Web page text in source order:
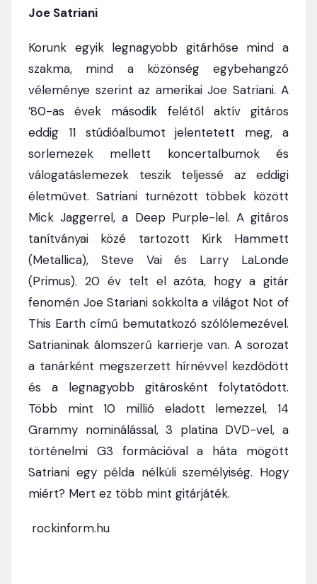
Joe Satriani
Korunk egyik legnagyobb gitárhőse mind a
szakma, mind a közönség egybehangzó
véleménye szerint az amerikai Joe Satriani. A
’80-as évek második felétől aktív gitáros
eddig 11 stúdióalbumot jelentetett meg, a
sorlemezek mellett koncertalbumok és
válogatáslemezek teszik teljessé az eddigi
életművet. Satriani turnézott többek között
Mick Jaggerrel, a Deep Purple-lel. A gitáros
tanítványai közé tartozott Kirk Hammett
(Metallica), Steve Vai és Larry LaLonde
(Primus). 20 év telt el azóta, hogy a gitár
fenomén Joe Stariani sokkolta a világot Not of
This Earth című bemutatkozó szólólemezével.
Satrianinak álomszerű karrierje van. A sorozat
a tanárként megszerzett hírnévvel kezdődött
és a legnagyobb gitárosként folytatódott.
Több mint 10 millió eladott lemezzel, 14
Grammy nominálással, 3 platina DVD-vel, a
történelmi G3 formációval a háta mögött
Satriani egy példa nélküli személyiség. Hogy
miért? Mert ez több mint gitárjáték.
rockinform.hu